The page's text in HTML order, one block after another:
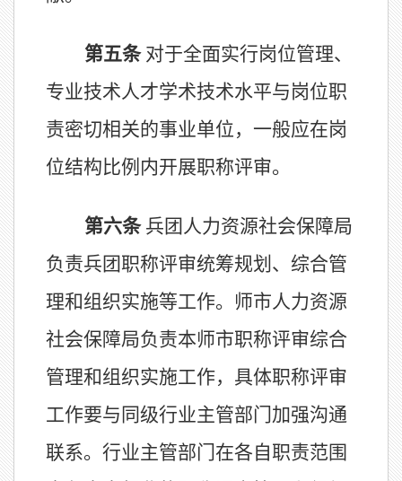
第五条 对于全面实行岗位管理、
专业技术人才学术技术水平与岗位职
责密切相关的事业单位，一般应在岗
位结构比例内开展职称评审。
第六条 兵团 人力资源社会保障局
负责兵团职称评审统筹规划、综合管
理和组织实施等工作。 师市人力资源
社会保障局负责本师市职称评审综合
管理和组织实施工作，具体职称评审
工作要与同级行业主管部门加强沟通
联系。 行业主管部门在各自职责范围